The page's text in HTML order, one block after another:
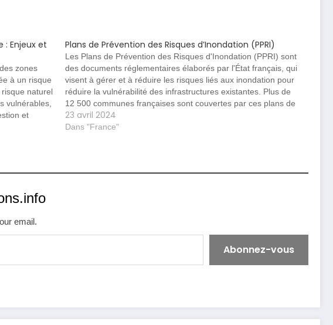
: Enjeux et
zones
à un risque
naturel
vulnérables,
et
Plans de Prévention des Risques d’Inondation (PPRI)
Les Plans de Prévention des Risques d'Inondation (PPRI) sont
des documents réglementaires élaborés par l'État français, qui
visent à gérer et à réduire les risques liés aux inondation pour
réduire la vulnérabilité des infrastructures existantes. Plus de
12 500 communes françaises sont couvertes par ces plans de
prévention. Ces PPRI…
23 avril 2024
Dans "France"
email.
Abonnez-vous